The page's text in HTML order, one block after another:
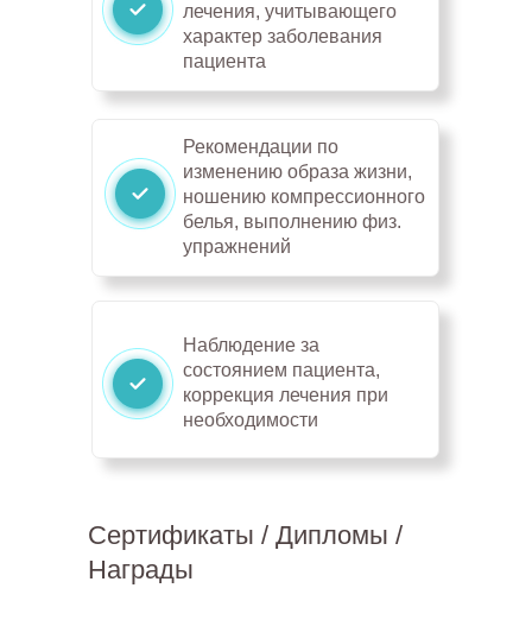
лечения, учитывающего
характер заболевания
пациента
Рекомендации по
изменению образа жизни,
ношению компрессионного
белья, выполнению физ.
упражнений
Наблюдение за
состоянием пациента,
коррекция лечения при
необходимости
Сертификаты / Дипломы /
Награды